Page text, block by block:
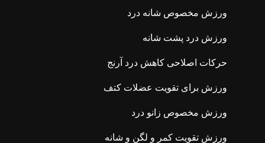
ورزش مخصوص شانه درد
ورزش درد پشت شانه
حرکات اصلاحی کاهش درد آرنج
ورزش برای تقویت عضلات کتف
ورزش مخصوص زانو درد
ورزش تقویت کمر و لگن و شانه